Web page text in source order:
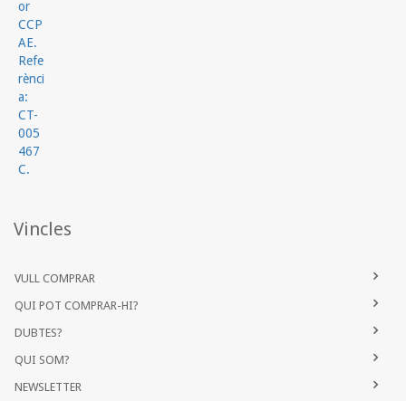
Vincles
VULL COMPRAR
QUI POT COMPRAR-HI?
DUBTES?
QUI SOM?
NEWSLETTER